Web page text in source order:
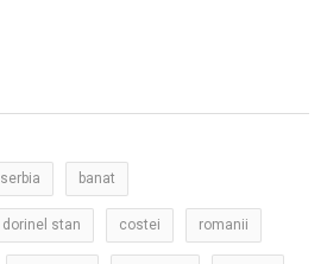
serbia banat
dorinel stan costei romanii